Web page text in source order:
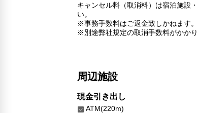
キャンセル料（取消料）は宿泊施設
い。
※事務手数料はご返金致しかねます。
※別途弊社規定の取消手数料がかかり
周辺施設
現金引き出し
ATM(220m)